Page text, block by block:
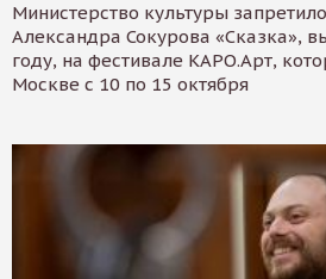
Министерство культуры
Александра Сокурова «Сказка»,
году, на фестивале КАРО.Арт,
Москве с 10 по 15 октября